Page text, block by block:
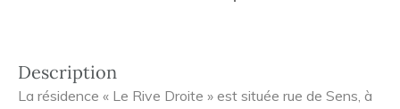
Description
La résidence « Le Rive Droite » est située rue de Sens, à